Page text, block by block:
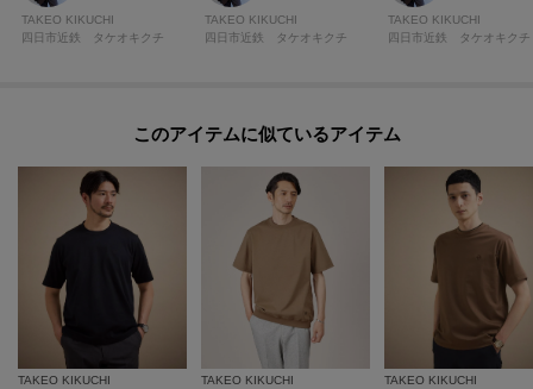
TAKEO KIKUCHI
四日市近鉄 タケオキクチ
TAKEO KIKUCHI
四日市近鉄 タケオキクチ
TAKEO KIKUCHI
四日市近鉄 タケオキクチ
このアイテムに似ているアイテム
TAKEO KIKUCHI
TAKEO KIKUCHI
TAKEO KIKUCHI